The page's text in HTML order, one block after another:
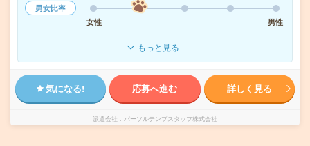
男女比率
女性
男性
もっと見る
気になる! 応募へ進む 詳しく見る
派遣会社 パーソルテンプスタッフ株式会社